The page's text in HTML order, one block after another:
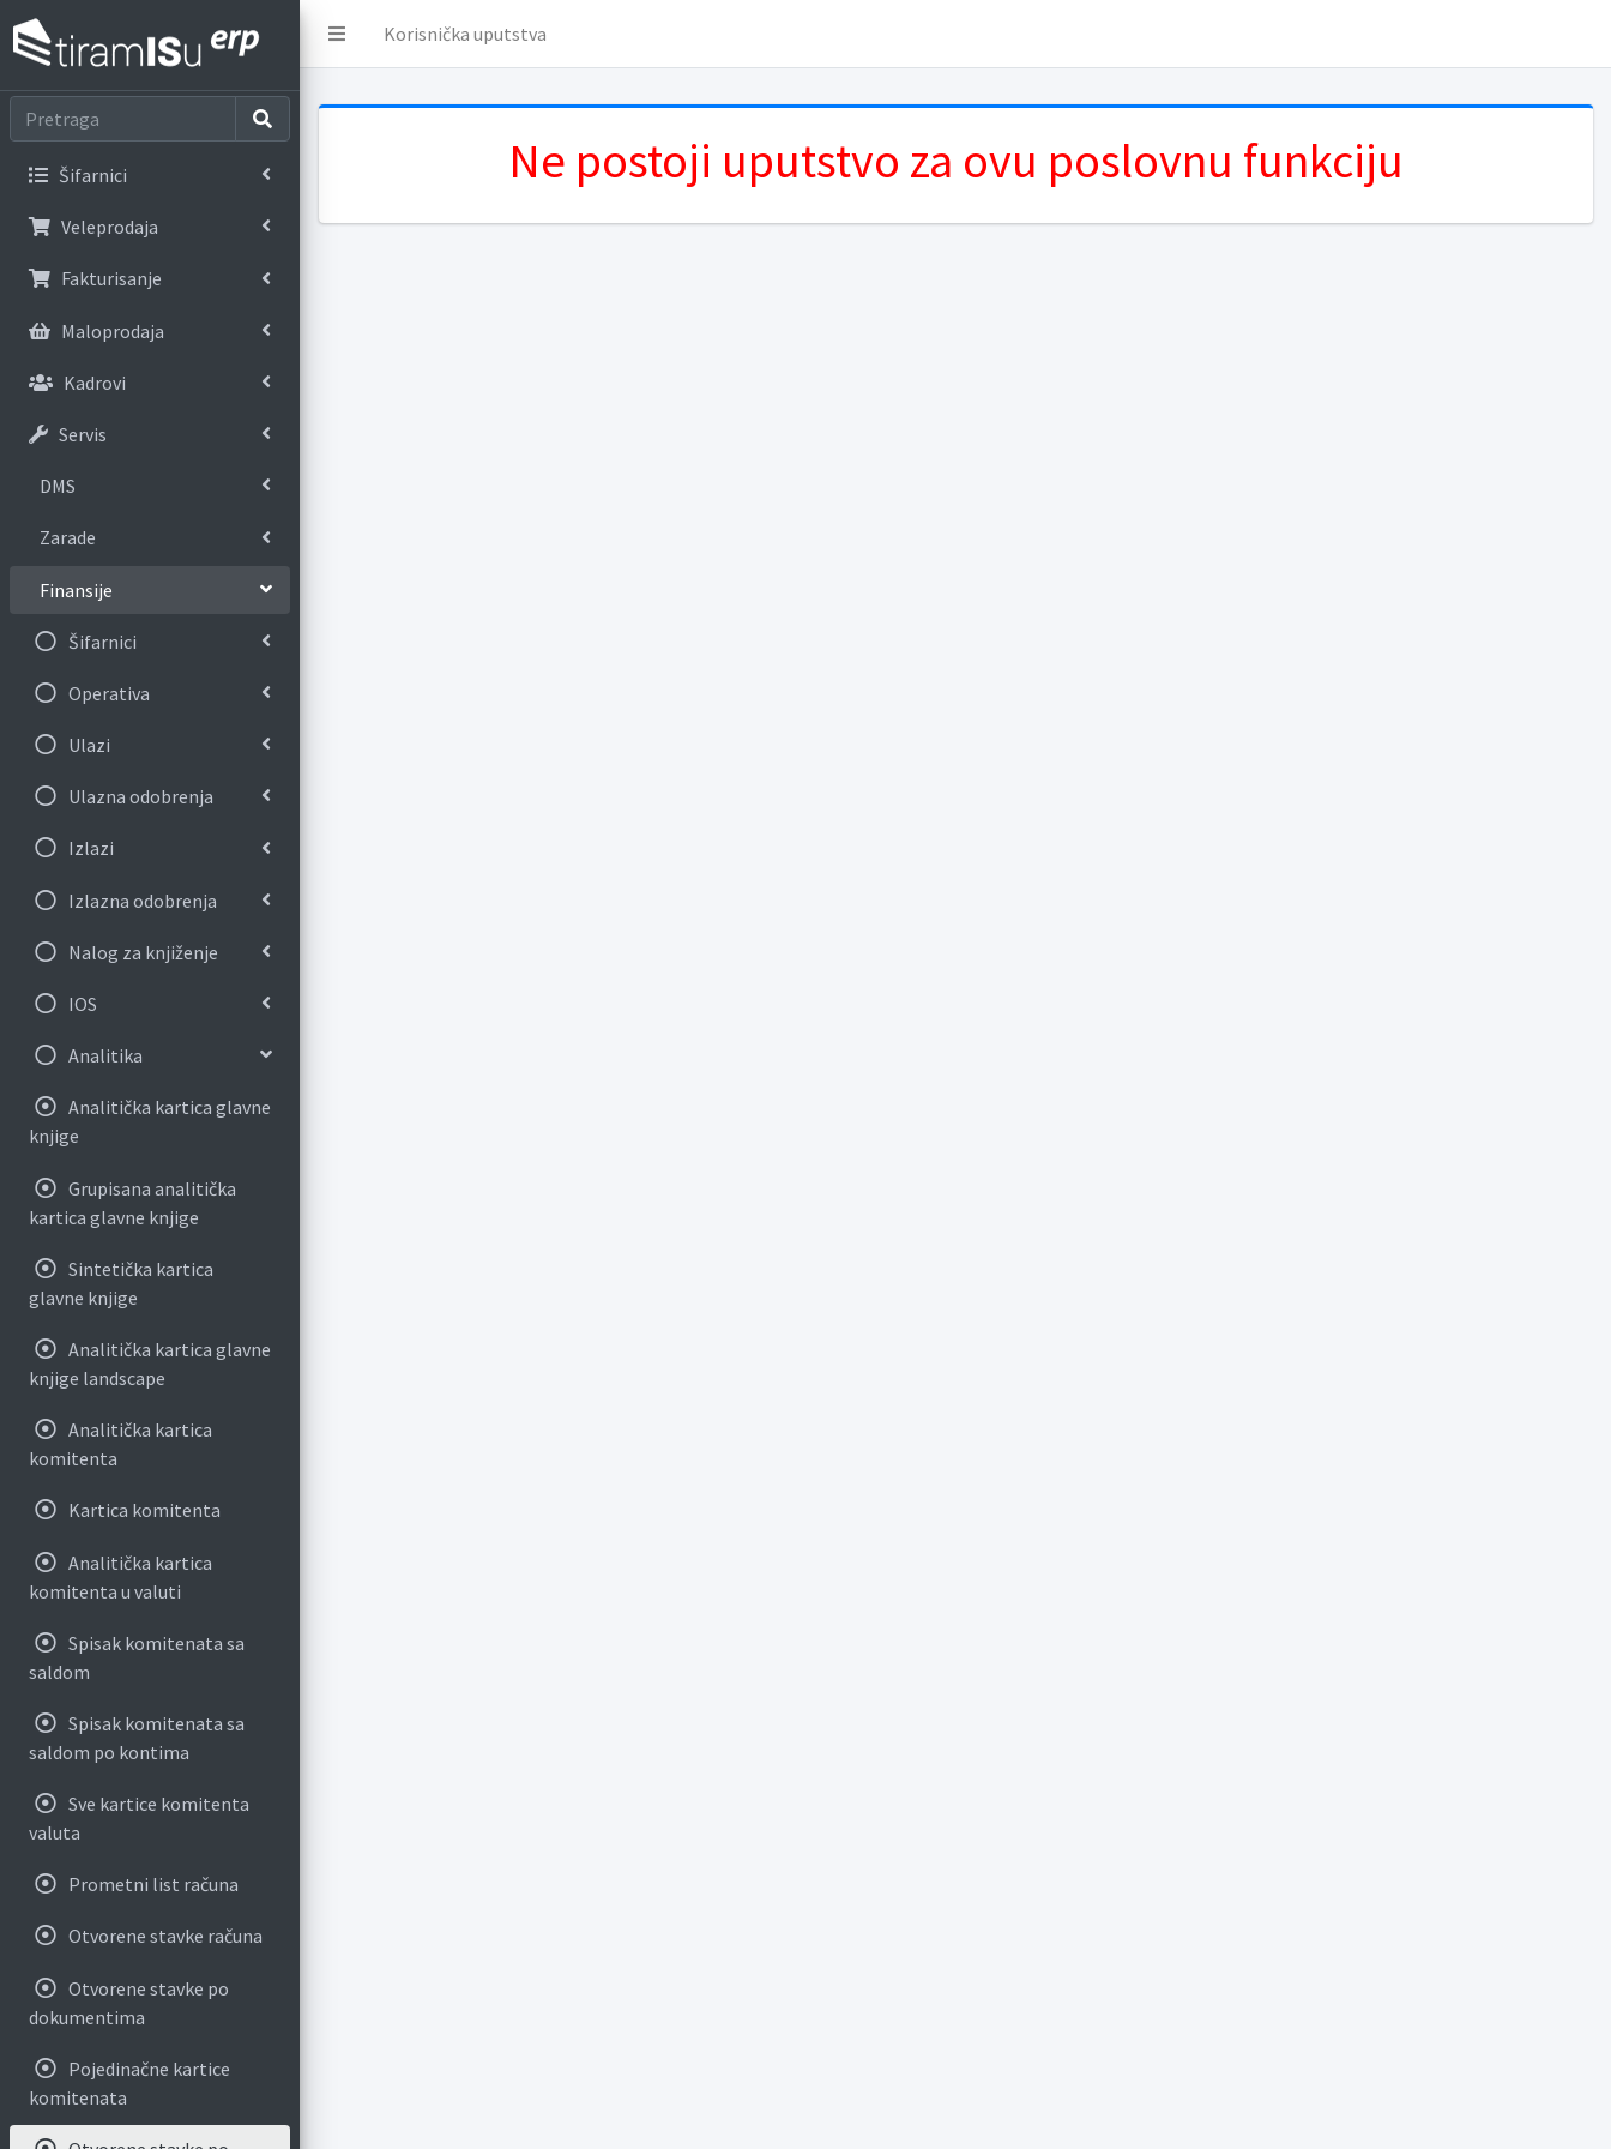
Korisnička uputstva
Šifarnici
Veleprodaja
Fakturisanje
Maloprodaja
Kadrovi
Servis
DMS
Zarade
Finansije
Šifarnici
Operativa
Ulazi
Ulazna odobrenja
Izlazi
Izlazna odobrenja
Nalog za knjiženje
IOS
Analitika
Analitička kartica glavne
knjige
Grupisana analitička
kartica glavne knjige
Sintetička kartica
glavne knjige
Analitička kartica glavne
knjige landscape
Analitička kartica
komitenta
Kartica komitenta
Analitička kartica
komitenta u valuti
Spisak komitenata sa
saldom
Spisak komitenata sa
saldom po kontima
Sve kartice komitenta
valuta
Prometni list računa
Otvorene stavke računa
Otvorene stavke po
dokumentima
Pojedinačne kartice
komitenata
Ne postoji uputstvo za ovu poslovnu funkciju